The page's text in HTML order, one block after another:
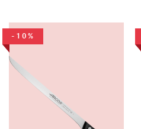
-10%